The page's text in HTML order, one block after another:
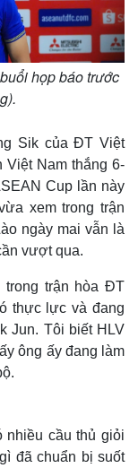
họp báo trước
Sik của ĐT Việt
Việt Nam thắng 6-
Cup lần này
xem trong trận
ngày mai vẫn là
vượt qua.
trong trận hòa ĐT
thực lực và đang
Jun. Tôi biết HLV
ông ấy đang làm
nhiều cầu thủ giỏi
đã chuẩn bị suốt